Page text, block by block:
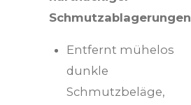
Schmutzablagerungen
Entfernt mühelos
dunkle
Schmutzbeläge,